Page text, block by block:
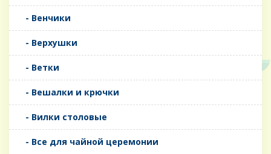
- Венчики
- Верхушки
- Ветки
- Вешалки и крючки
- Вилки столовые
- Все для чайной церемонии